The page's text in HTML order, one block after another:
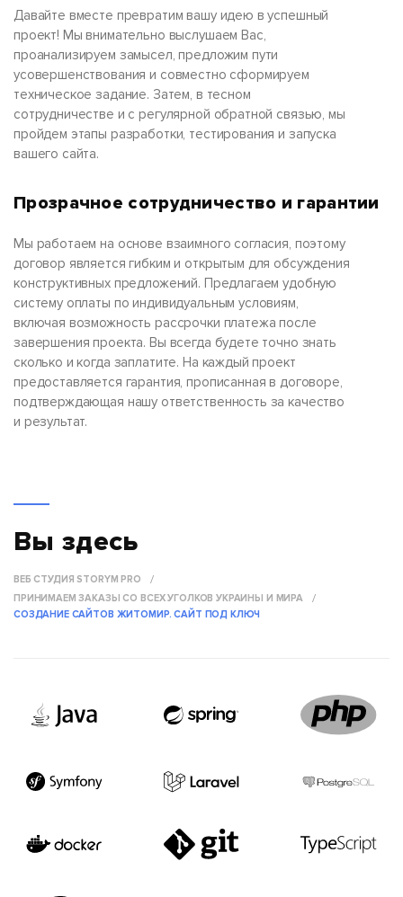
Давайте вместе превратим вашу идею в успешный
проект! Мы внимательно выслушаем Вас,
проанализируем замысел, предложим пути
усовершенствования и совместно сформируем
техническое задание. Затем, в тесном
сотрудничестве и с регулярной обратной связью, мы
пройдем этапы разработки, тестирования и запуска
вашего сайта.
Прозрачное сотрудничество и гарантии
Мы работаем на основе взаимного согласия, поэтому
договор является гибким и открытым для обсуждения
конструктивных предложений. Предлагаем удобную
систему оплаты по индивидуальным условиям,
включая возможность рассрочки платежа после
завершения проекта. Вы всегда будете точно знать
сколько и когда заплатите. На каждый проект
предоставляется гарантия, прописанная в договоре,
подтверждающая нашу ответственность за качество
и результат.
Вы здесь
ВЕБ СТУДИЯ STORYM PRO
ПРИНИМАЕМ ЗАКАЗЫ СО ВСЕХ УГОЛКОВ УКРАИНЫ И МИРА
СОЗДАНИЕ САЙТОВ ЖИТОМИР. САЙТ ПОД КЛЮЧ